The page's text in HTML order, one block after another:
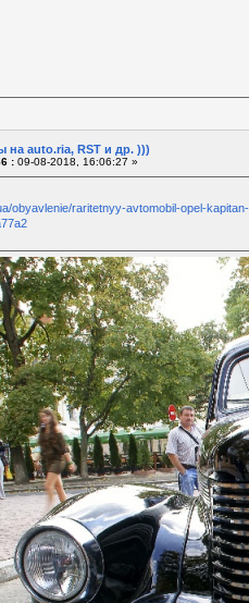
на auto.ria, RST и др. )))
: 09-08-2018, 16:06:27 »
obyavlenie/raritetnyy-avtomobil-opel-